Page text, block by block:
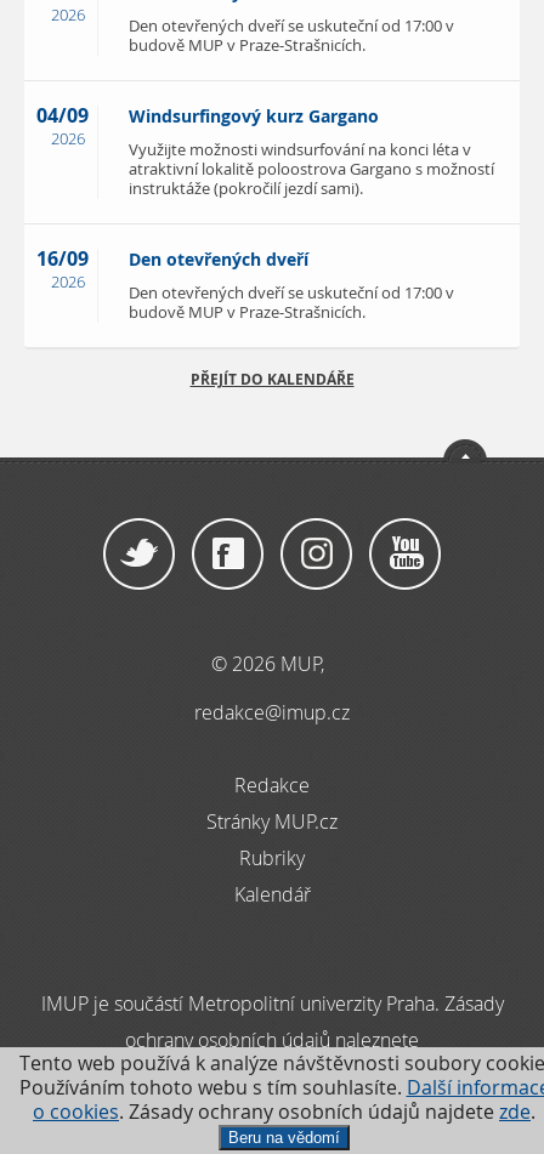
2026
Den otevřených dveří se uskuteční od 17:00 v
budově MUP v Praze-Strašnicích.
04/09
2026
Windsurfingový kurz Gargano
Využijte možnosti windsurfování na konci léta v
atraktivní lokalitě poloostrova Gargano s možností
instruktáže (pokročilí jezdí sami).
16/09
2026
Den otevřených dveří
Den otevřených dveří se uskuteční od 17:00 v
budově MUP v Praze-Strašnicích.
PŘEJÍT DO KALENDÁŘE
© 2026 MUP,
redakce@imup.cz
Redakce
Stránky MUP.cz
Rubriky
Kalendář
IMUP je součástí Metropolitní univerzity Praha. Zásady
ochrany osobních údajů naleznete
zde
.
Tento web používá k analýze návštěvnosti soubory
Používáním tohoto webu s tím souhlasíte. Další
o cookies. Zásady ochrany osobních údajů najdetezde.
Beru na vědomí